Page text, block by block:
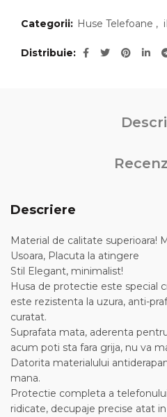
Categorii: Huse Telefoane ,
Distribuie
Descriere
Material de calitate superioara!
Usoara, Placuta la atingere
Stil Elegant, minimalist!
Husa de protectie este special
este rezistenta la uzura, anti-
curatat.
Suprafata mata, aderenta
acum poti sta fara grija, nu va
Datorita materialului
mana.
Protectie completa a
ridicate, decupaje precise atat